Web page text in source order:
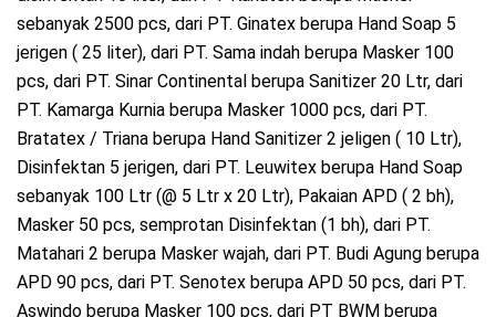
sebanyak 2500 pcs, dari PT. Ginatex berupa Hand Soap 5
jerigen ( 25 liter), dari PT. Sama indah berupa Masker 100
pcs, dari PT. Sinar Continental berupa Sanitizer 20 Ltr, dari
PT. Kamarga Kurnia berupa Masker 1000 pcs, dari PT.
Bratatex / Triana berupa Hand Sanitizer 2 jeligen ( 10 Ltr),
Disinfektan 5 jerigen, dari PT. Leuwitex berupa Hand Soap
sebanyak 100 Ltr (@ 5 Ltr x 20 Ltr), Pakaian APD ( 2 bh),
Masker 50 pcs, semprotan Disinfektan (1 bh), dari PT.
Matahari 2 berupa Masker wajah, dari PT. Budi Agung berupa
APD 90 pcs, dari PT. Senotex berupa APD 50 pcs, dari PT.
Aswindo berupa Masker 100 pcs, dari PT BWM berupa